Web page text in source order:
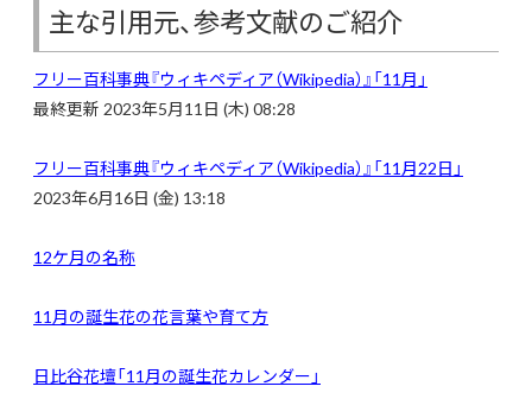
主な引用元、参考文献のご紹介
フリー百科事典『ウィキペディア（Wikipedia）』「11月」
最終更新 2023年5月11日 (木) 08:28
フリー百科事典『ウィキペディア（Wikipedia）』「11月22日」
2023年6月16日 (金) 13:18
12ケ月の名称
11月の誕生花の花言葉や育て方
日比谷花壇「11月の誕生花カレンダー」